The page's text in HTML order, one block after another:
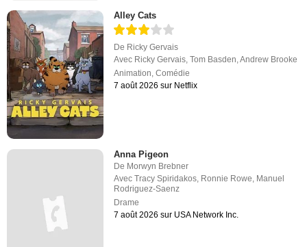
Alley Cats
De Ricky Gervais
Avec Ricky Gervais,Tom Basden,Andrew Brooke
Animation,Comédie
7 août 2026 sur Netflix
Anna Pigeon
De Morwyn Brebner
AvecTracy Spiridakos, Ronnie Rowe, Manuel
Rodriguez-Saenz
Drame
7 août 2026 sur USA Network Inc.